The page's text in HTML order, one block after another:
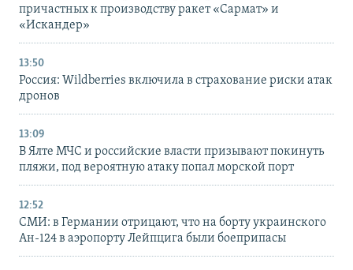
причастных к производству ракет «Сармат» и
«Искандер»
13:50
Россия: Wildberries включила в страхование риски атак
дронов
13:09
В Ялте МЧС и российские власти призывают покинуть
пляжи, под вероятную атаку попал морской порт
12:52
СМИ: в Германии отрицают, что на борту украинского
Ан-124 в аэропорту Лейпцига были боеприпасы